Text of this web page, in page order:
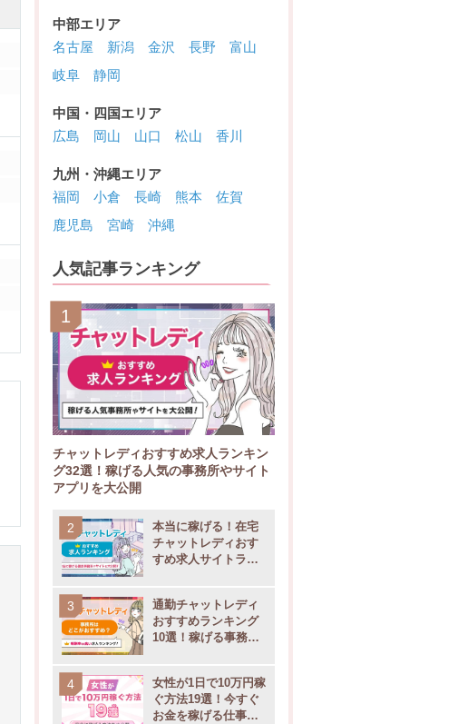
中部エリア
名古屋
新潟 金沢 長野
富山
岐阜
静岡
中国・四国エリア
広島
岡山 山口 松山 香川
九州・沖縄エリア
福岡
小倉 長崎 熊本
佐賀
鹿児島
宮崎 沖縄
人気記事ランキング
チャットレディおすすめ求人ランキン
グ32選！稼げる人気の事務所やサイト
アプリを大公開
本当に稼げる！在宅
チャットレディおす
すめ求人サイトラン
通勤チャットレディ
おすすめランキング
10選！稼げる事務所
女性が1日で10万円稼
ぐ方法19選！今すぐ
お金を稼げる仕事を